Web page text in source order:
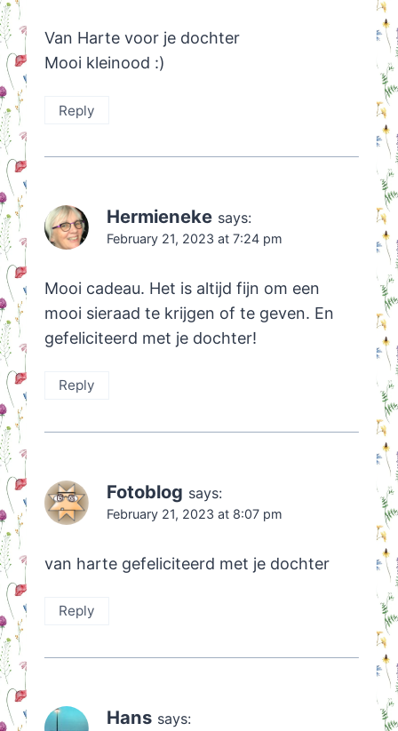
Van Harte voor je dochter
Mooi kleinood :)
Reply
Hermieneke says:
February 21, 2023 at 7:24 pm
Mooi cadeau. Het is altijd fijn om een
mooi sieraad te krijgen of te geven. En
gefeliciteerd met je dochter!
Reply
Fotoblog says:
February 21, 2023 at 8:07 pm
van harte gefeliciteerd met je dochter
Reply
Hans says: